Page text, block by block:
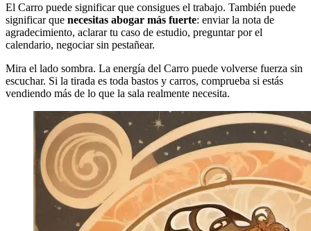
El Carro puede significar que consigues el trabajo. También puede
significar que necesitas abogar más fuerte: enviar la nota de
agradecimiento, aclarar tu caso de estudio, preguntar por el
calendario, negociar sin pestañear.
Mira el lado sombra. La energía del Carro puede volverse fuerza sin
escuchar. Si la tirada es toda bastos y carros, comprueba si estás
vendiendo más de lo que la sala realmente necesita.